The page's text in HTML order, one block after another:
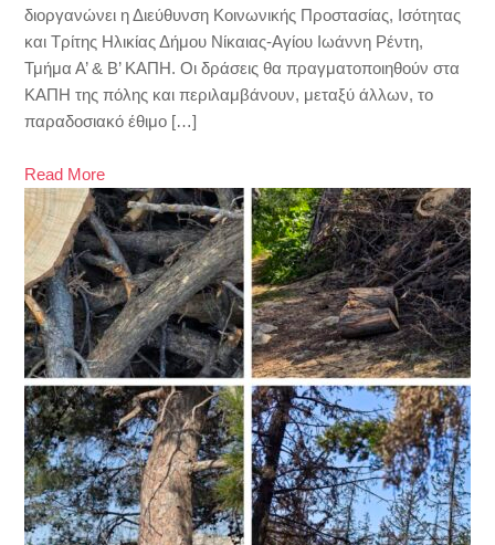
διοργανώνει η Διεύθυνση Κοινωνικής Προστασίας, Ισότητας
και Τρίτης Ηλικίας Δήμου Νίκαιας-Αγίου Ιωάννη Ρέντη,
Τμήμα Α’ & Β’ ΚΑΠΗ. Οι δράσεις θα πραγματοποιηθούν στα
ΚΑΠΗ της πόλης και περιλαμβάνουν, μεταξύ άλλων, το
παραδοσιακό έθιμο […]
Read More